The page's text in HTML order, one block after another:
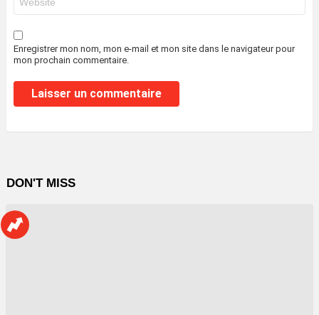
web
Enregistrer mon nom, mon e-mail et mon site dans le navigateur pour
mon prochain commentaire.
DON'T MISS